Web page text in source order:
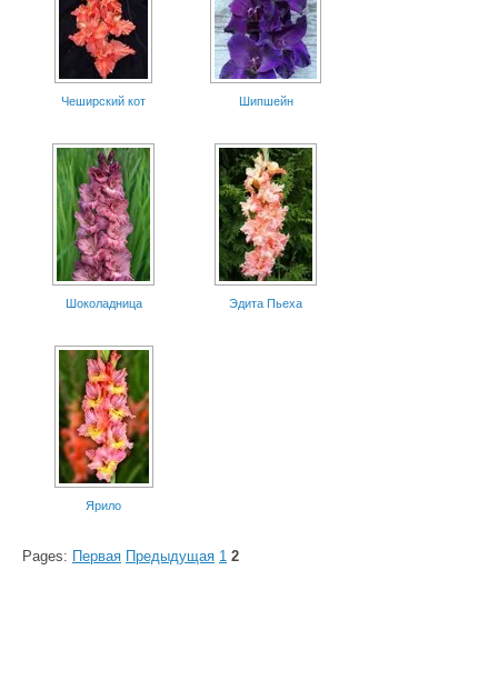
Чеширский кот Шипшейн
Шоколадница Эдита Пьеха
Ярило
Pages: Первая Предыдущая 1 2